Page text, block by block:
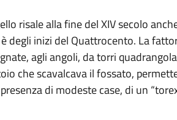
risale alla fine del XIV secolo
degli inizi del Quattrocento. La
agli angoli, da torri
che scavalcava il fossato,
di modeste case, di un